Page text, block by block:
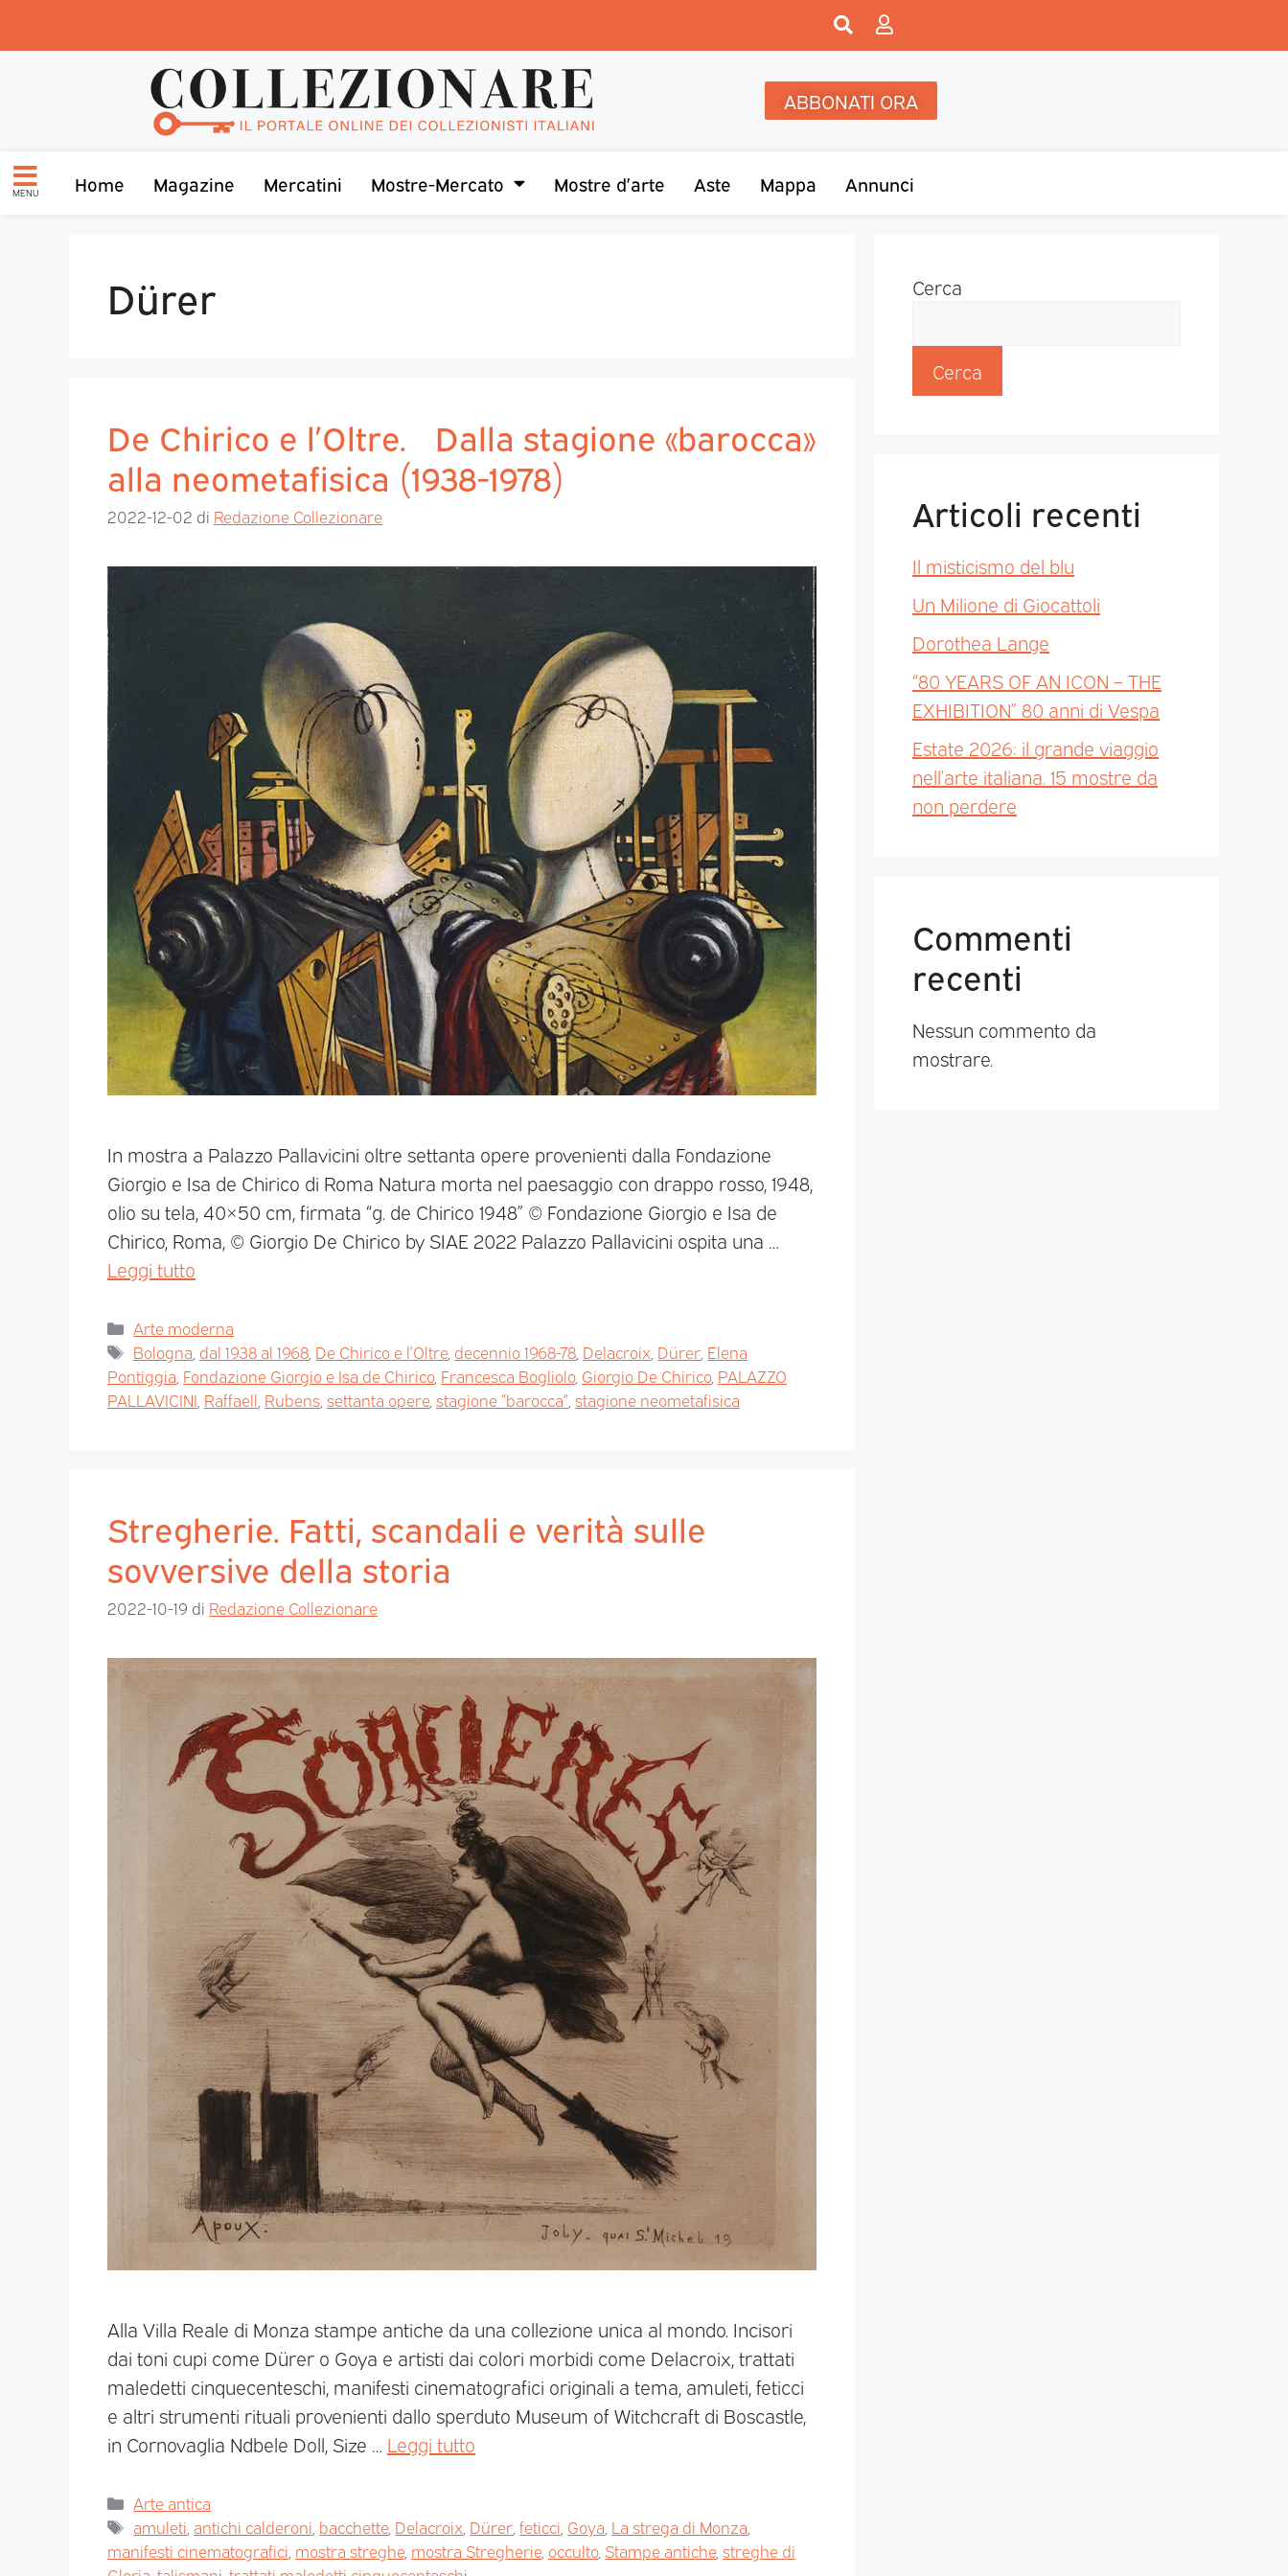
ABBONATI ORA
MENU Home Magazine Mercatini Mostre-Mercato Mostre d’arte Aste Mappa Annunci
Dürer
De Chirico e l’Oltre. Dalla stagione «barocca»
alla neometafisica (1938-1978)
2022-12-02 di Redazione Collezionare
In mostra a Palazzo Pallavicini oltre settanta opere provenienti dalla Fondazione
Giorgio e Isa de Chirico di Roma Natura morta nel paesaggio con drappo rosso, 1948,
olio su tela, 40×50 cm, firmata “g. de Chirico 1948” © Fondazione Giorgio e Isa de
Chirico, Roma, © Giorgio De Chirico by SIAE 2022 Palazzo Pallavicini ospita una …
Leggi tutto
Arte moderna
Bologna dal 1938 al 1968 De Chirico e l’Oltre, decennio 1968-78 Delacroix Dürer Elena
Pontiggia Fondazione Giorgio e Isa de Chirico, Francesca Bogliolo, Giorgio De Chirico, PALAZZO
PALLAVICINI Raffaell Rubens settanta opere, stagione “barocca” stagione neometafisica
Stregherie. Fatti, scandali e verità sulle
sovversive della storia
2022-10-19 di Redazione Collezionare
Alla Villa Reale di Monza stampe antiche da una collezione unica al mondo. Incisori
dai toni cupi come Dürer o Goya e artisti dai colori morbidi come Delacroix, trattati
maledetti cinquecenteschi, manifesti cinematografici originali a tema, amuleti, feticci
e altri strumenti rituali provenienti dallo sperduto Museum of Witchcraft di Boscastle,
in Cornovaglia Ndbele Doll, Size … Leggi tutto
Arte antica
amuleti antichi calderoni bacchette, Delacroix Dürer ,feticci Goya La strega di Monza
manifesti cinematografici mostra streghe, mostra Stregherie, occulto, Stampe antiche, streghe di
Cerca
Cerca
Articoli recenti
Il misticismo del blu
Un Milione di Giocattoli
Dorothea Lange
“80 YEARS OF AN ICON – THE
EXHIBITION” 80 anni di Vespa
Estate 2026: il grande viaggio
nell’arte italiana. 15 mostre da
non perdere
Commenti
recenti
Nessun commento da
mostrare.